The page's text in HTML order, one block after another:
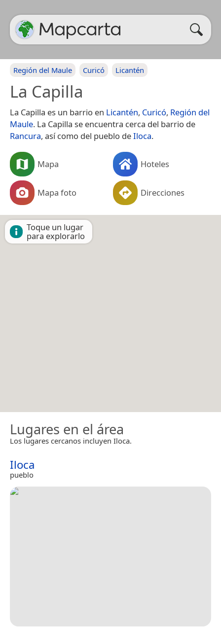
Región del Maule Curicó Licantén
La Capilla
La Capilla es un barrio en Licantén, Curicó, Región del
Maule. La Capilla se encuentra cerca del barrio de
Rancura, así como del pueblo deIloca.
Mapa Hoteles
Mapa foto Direcciones
Toque un lugar
para explorarlo
Lugares en el área
Los lugares cercanos incluyen Iloca.
Iloca
pueblo